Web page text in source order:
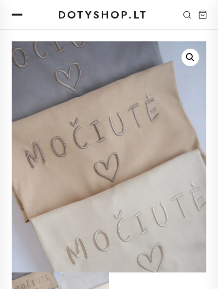
DOTYSHOP.LT